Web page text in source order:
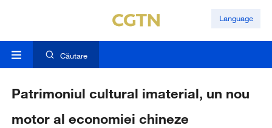
Language
Căutare
Patrimoniul cultural imaterial, un nou
motor al economiei chineze